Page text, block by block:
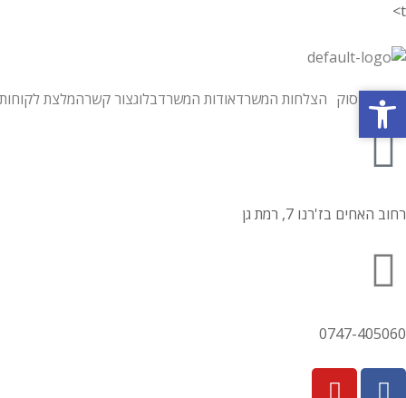
t>
תחומי עיסוק הצלחות המשרדאודות המשרדבלוגצור קשרהמלצת לקוחות
רחוב האחים בז'רנו 7, רמת גן
0747-405060
פתח סרגל נגישות
פתח סרגל נגישות